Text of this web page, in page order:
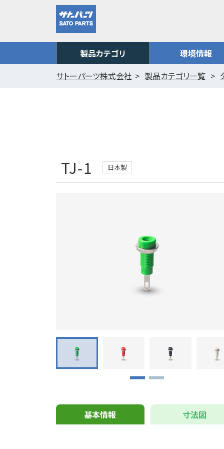
製品カテゴリ
環境情報
サトーパーツ株式会社
製品カテゴリ一覧
TJ-1 日本製
基本情報 寸法図